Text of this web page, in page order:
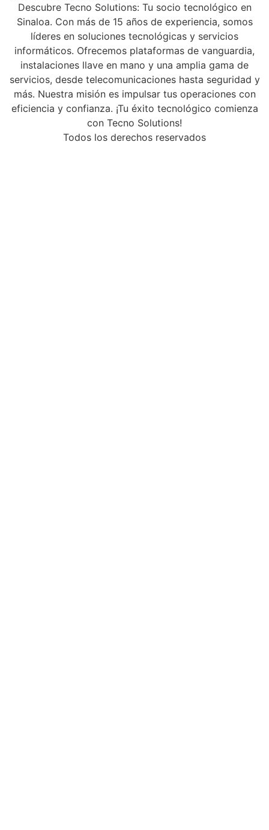
Descubre Tecno Solutions: Tu socio tecnológico en
Sinaloa. Con más de 15 años de experiencia, somos
líderes en soluciones tecnológicas y servicios
informáticos. Ofrecemos plataformas de vanguardia,
instalaciones llave en mano y una amplia gama de
servicios, desde telecomunicaciones hasta seguridad y
más. Nuestra misión es impulsar tus operaciones con
eficiencia y confianza. ¡Tu éxito tecnológico comienza
con Tecno Solutions!
Todos los derechos reservados